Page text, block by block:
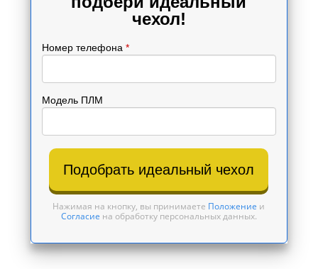
чехол!
Номер телефона *
Модель ПЛМ
Подобрать идеальный чехол
Нажимая на кнопку, вы принимаете Положение и
Согласие на обработку персональных данных.